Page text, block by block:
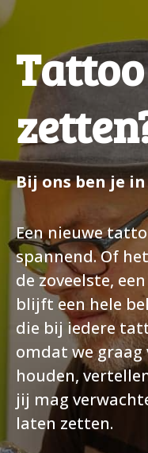
Bij ons ben je
Een nieuwe
spannend. Of
de zoveelste,
blijft een hele
die bij iedere
omdat we
houden,
jij mag
laten zetten.